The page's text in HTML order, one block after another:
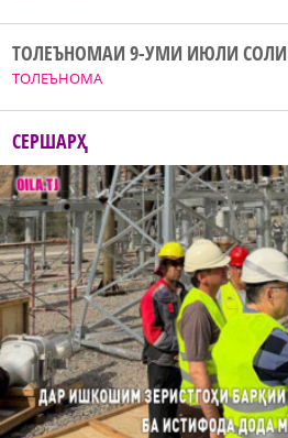
ТОЛЕЪНОМА
ТОЛЕЪНОМАИ 9-УМИ ИЮЛИ СОЛИ
СЕРШАРҲ